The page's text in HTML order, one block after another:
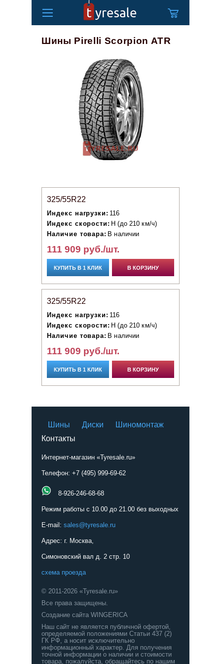
Шины Pirelli Scorpion ATR
325/55R22
Индекс нагрузки: 116
Индекс скорости: H (до 210 км/ч)
Наличие товара: В наличии
111 909 руб./шт.
КУПИТЬ В 1 КЛИК В КОРЗИНУ
325/55R22
Индекс нагрузки: 116
Индекс скорости: H (до 210 км/ч)
Наличие товара: В наличии
111 909 руб./шт.
КУПИТЬ В 1 КЛИК В КОРЗИНУ
Шины Диски
Шиномонтаж
Контакты
Интернет-магазин «Tyresale.ru»
Телефон: +7 (495) 999-69-62
8-926-246-68-68
Режим работы с 10.00 до 21.00 без выходных
E-mail: sales@tyresale.ru
Адрес: г. Москва,
Симоновский вал д. 2 стр. 10
схема проезда
© 2011-2026 «Tyresale.ru»
Все права защищены.
Создание сайта WINGERICA
Наш сайт не является публичной офертой,
определяемой положениями Статьи 437 (2)
ГК РФ, а носит исключительно
информационный характер. Для получения
точной информации о наличии и стоимости
товара, пожалуйста, обращайтесь по нашим